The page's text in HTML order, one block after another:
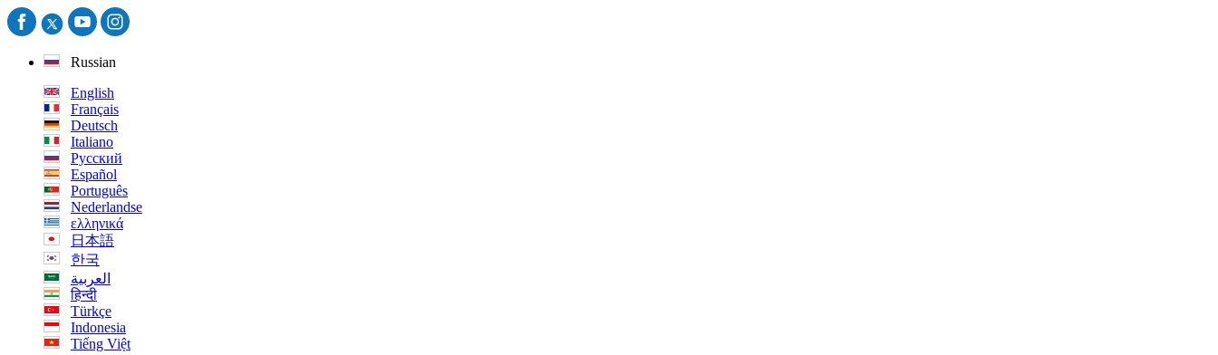
Russian
English
Français
Deutsch
Italiano
Русский
Español
Português
Nederlandse
ελληνικά
日本語
한국
العربية
हिन्दी
Türkçe
Indonesia
Tiếng Việt